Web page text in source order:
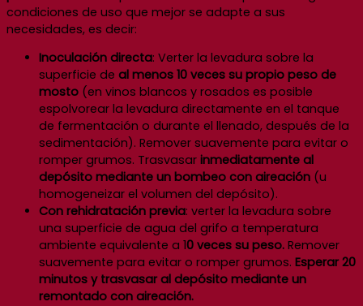
condiciones de uso que mejor se adapte a sus
necesidades, es decir:
Inoculación directa: Verter la levadura sobre la
superficie de al menos 10 veces su propio peso de
mosto (en vinos blancos y rosados es posible
espolvorear la levadura directamente en el tanque
de fermentación o durante el llenado, después de la
sedimentación). Remover suavemente para evitar o
romper grumos. Trasvasar inmediatamente al
depósito mediante un bombeo con aireación (u
homogeneizar el volumen del depósito).
Con rehidratación previa: verter la levadura sobre
una superficie de agua del grifo a temperatura
ambiente equivalente a 10 veces su peso. Remover
suavemente para evitar o romper grumos. Esperar 20
minutos y trasvasar al depósito mediante un
remontado con aireación.